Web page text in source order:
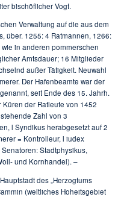
bischöflicher Vogt.
Verwaltung auf die aus dem
über. 1255: 4 Ratmannen, 1266:
in anderen pommerschen
Amtsdauer; 16 Mitglieder
außer Tätigkeit. Neuwahl
Der Hafenbeamte war der
seit Ende des 15. Jahrh.
der Ratleute von 1452
Zahl von 3
l Syndikus herabgesetzt auf 2
= Kontrolleur, l iudex
Stadtphysikus,
und Kornhandel). –
des „Herzogtums
(weltliches Hoheitsgebiet